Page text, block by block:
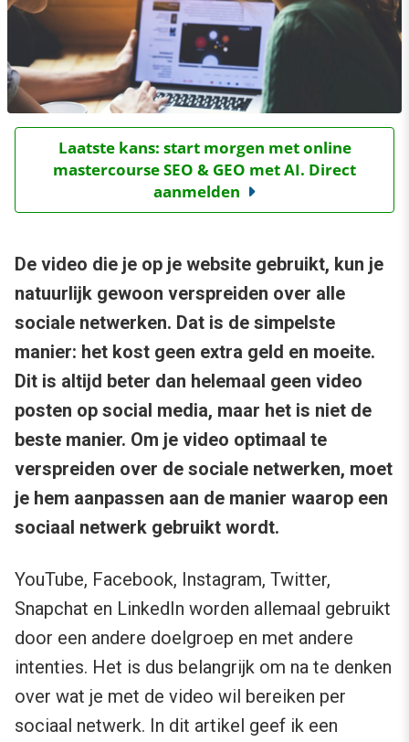
Laatste kans: start morgen met online
mastercourse SEO & GEO met AI. Direct
aanmelden
De video die je op je website gebruikt, kun je
natuurlijk gewoon verspreiden over alle
sociale netwerken. Dat is de simpelste
manier: het kost geen extra geld en moeite.
Dit is altijd beter dan helemaal geen video
posten op social media, maar het is niet de
beste manier. Om je video optimaal te
verspreiden over de sociale netwerken, moet
je hem aanpassen aan de manier waarop een
sociaal netwerk gebruikt wordt.
YouTube, Facebook, Instagram, Twitter,
Snapchat en LinkedIn worden allemaal gebruikt
door een andere doelgroep en met andere
intenties. Het is dus belangrijk om na te denken
over wat je met de video wil bereiken per
sociaal netwerk. In dit artikel geef ik een